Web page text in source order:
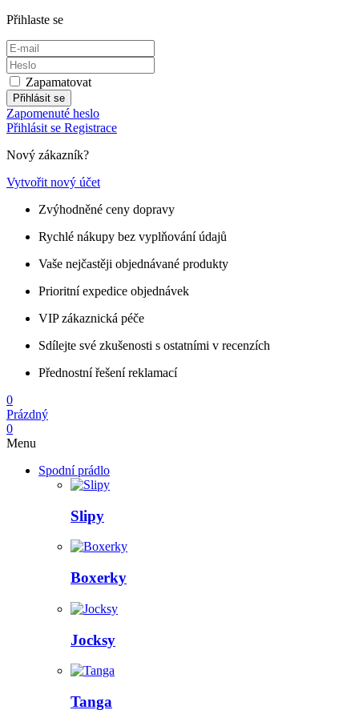
Přihlaste se
Zapamatovat
Přihlásit se
Zapomenuté heslo
Přihlásit se Registrace
Nový zákazník?
Vytvořit nový účet
Zvýhodněné ceny dopravy
Rychlé nákupy bez vyplňování údajů
Vaše nejčastěji objednávané produkty
Prioritní expedice objednávek
VIP zákaznická péče
Sdílejte své zkušenosti s ostatními v recenzích
Přednostní řešení reklamací
0
Prázdný
0
Menu
Spodní prádlo
Slipy
Boxerky
Jocksy
Tanga